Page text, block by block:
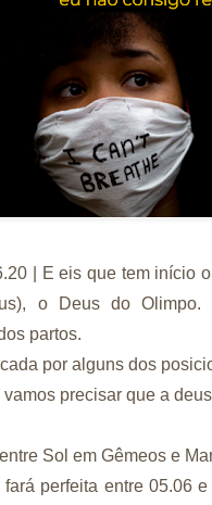
| E eis que tem início
o Deus do
partos.
por alguns dos
precisar que a
Sol em Gêmeos e
perfeita entre 05.06